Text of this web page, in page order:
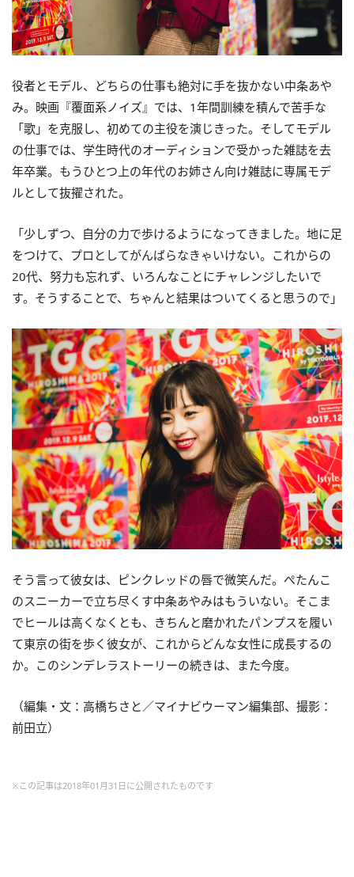
役者とモデル、どちらの仕事も絶対に手を抜かない中条あや
み。映画『覆面系ノイズ』では、1年間訓練を積んで苦手な
「歌」を克服し、初めての主役を演じきった。そしてモデル
の仕事では、学生時代のオーディションで受かった雑誌を去
年卒業。もうひとつ上の年代のお姉さん向け雑誌に専属モデ
ルとして抜擢された。
「少しずつ、自分の力で歩けるようになってきました。地に足
をつけて、プロとしてがんばらなきゃいけない。これからの
20代、努力も忘れず、いろんなことにチャレンジしたいで
す。そうすることで、ちゃんと結果はついてくると思うので」
そう言って彼女は、ピンクレッドの唇で微笑んだ。ぺたんこ
のスニーカーで立ち尽くす中条あやみはもういない。そこま
でヒールは高くなくとも、きちんと磨かれたパンプスを履い
て東京の街を歩く彼女が、これからどんな女性に成長するの
か。このシンデレラストーリーの続きは、また今度。
（編集・文：高橋ちさと／マイナビウーマン編集部、撮影：
前田立）
※この記事は2018年01月31日に公開されたものです